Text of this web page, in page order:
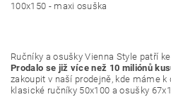
100x150 - maxi osuška
Ručníky a osušky Vienna Style patří
Prodalo se již více než 10 miliónů
zakoupit v naší prodejně, kde máme
klasické ručníky 50x100 a osušky